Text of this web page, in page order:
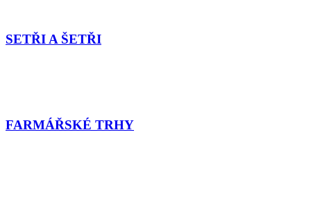
SETŘI A ŠETŘI
FARMÁŘSKÉ TRHY